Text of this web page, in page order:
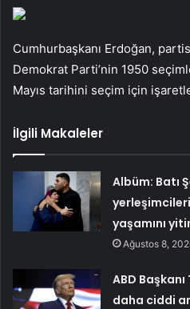
Cumhurbaşkanı Erdoğan,
Demokrat Parti’nin 1950
Mayıs tarihini seçim için
İlgili Makaleler
Albüm: Batı
yaşamını
Ağustos 8,
ABD
daha ciddi